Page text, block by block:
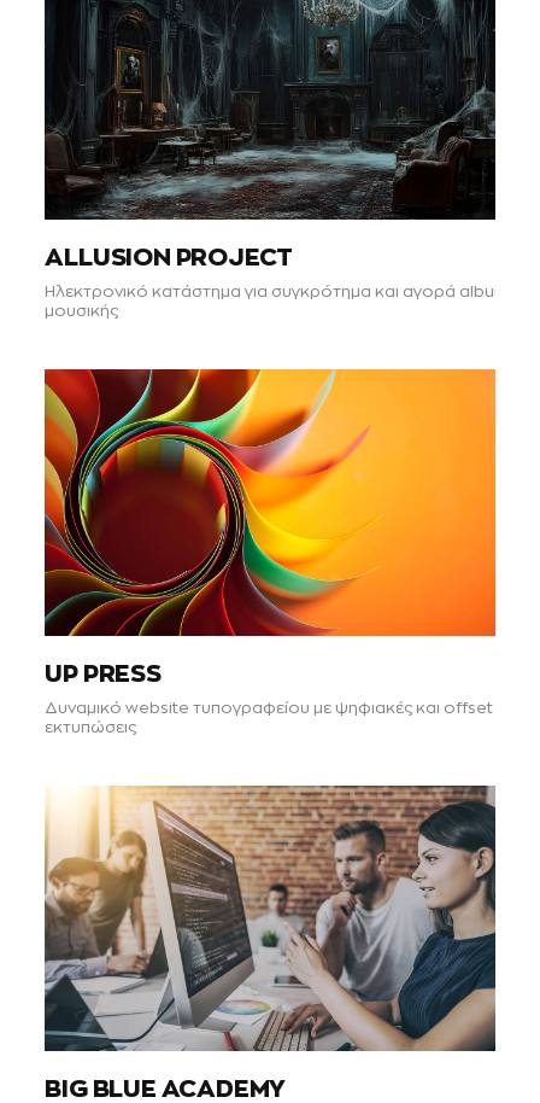
ALLUSION PROJECT
Ηλεκτρονικό κατάστημα για συγκρότημα και αγορά album
μουσικής
UP PRESS
Δυναμικό website τυπογραφείου με ψηφιακές και offset
εκτυπώσεις
BIG BLUE ACADEMY